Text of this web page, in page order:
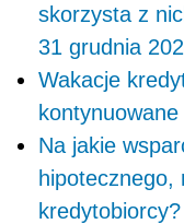
skorzysta z
31 grudnia
Wakacje
Na jakie
hipotecznego,
kredytobiorcy?